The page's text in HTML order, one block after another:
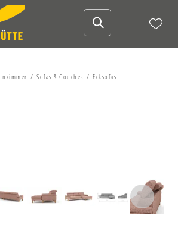
Sofas & Couches Ecksofas